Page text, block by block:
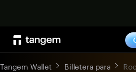
Tangem Wallet Billetera para